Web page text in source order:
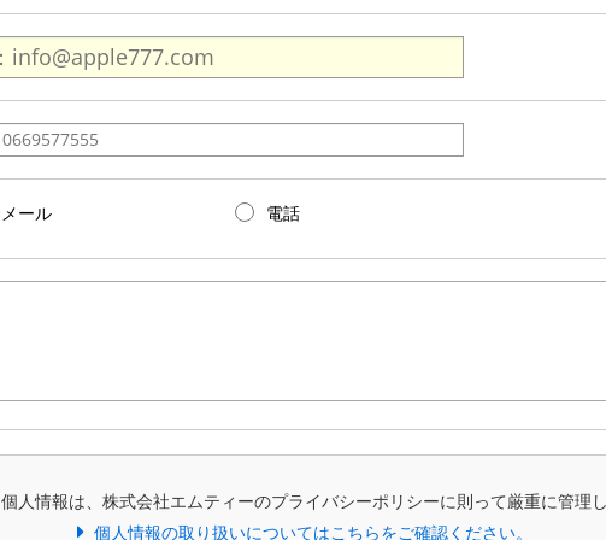
メール 電話
個人情報は、株式会社エムティーのプライバシーポリシーに則って厳重に管理
個人情報の取り扱いについてはこちらをご確認ください。